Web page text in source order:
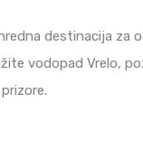
destinacija za
vodopad Vrelo,